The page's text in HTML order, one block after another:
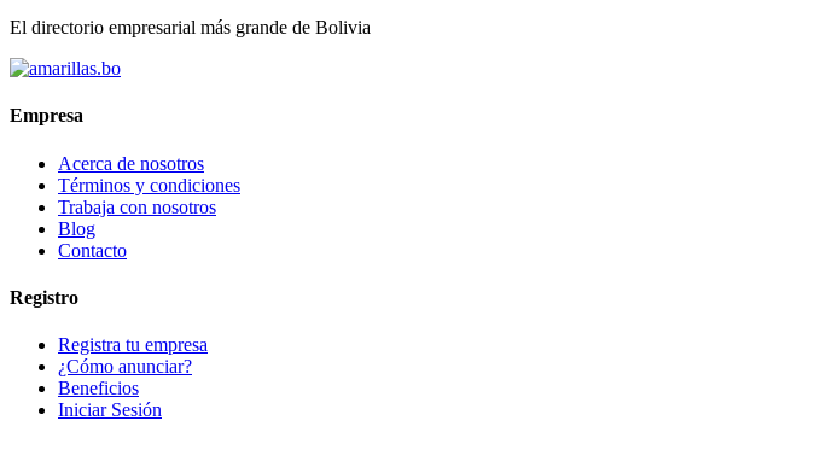
El directorio empresarial más grande de Bolivia
Empresa
Acerca de nosotros
Términos y condiciones
Trabaja con nosotros
Blog
Contacto
Registro
Registra tu empresa
¿Cómo anunciar?
Beneficios
Iniciar Sesión